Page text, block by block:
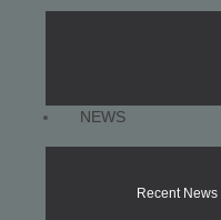
NEWS
Recent News